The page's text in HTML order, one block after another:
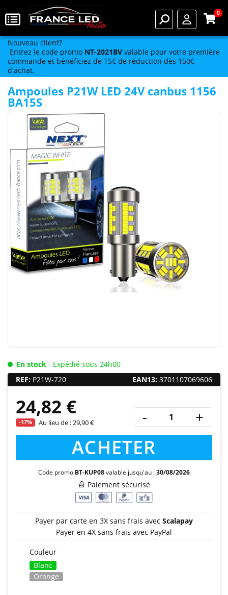
0
Nouveau client?
Entrez le code promo NT-2021BV valable pour votre première
commande et bénéficiez de 15€ de réduction dès 150€
d'achat.
Ampoules P21W LED 24V canbus 1156
BA15S
En stock - Expédié sous 24h00
REF: P21W-720 EAN13: 3701107069606
24,82 €
-17% Au lieu de :29,90 € - +
ACHETER
Code promo BT-KUP08valable jusqu'au :30/08/2026
Paiement sécurisé
Payer par carte en 3X sans frais avec Scalapay
Payer en 4X sans frais avec PayPal
Couleur
Blanc
Orange